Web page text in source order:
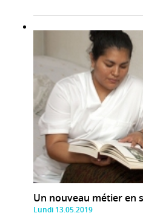
Un nouveau métier en
Lundi 13.05.2019